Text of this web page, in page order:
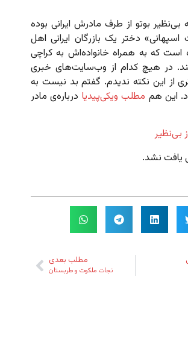
بی‌نظیر بوتو از طرف مادرش ایرانی بوده
دختر یک بازرگان ایرانی اهل
است که به همراه خانواده‌اش به کراچی
در هیچ کدام از وب‌سایت‌های خبری
از این نکته ندیدم. گفتم بد نیست به
این هم مطلب ویکی‌پیدیا درباره‌ی مادر
بی‌نظیر
یافت نشد.
مطلب بعدی
نجات ملکوت و طربستان